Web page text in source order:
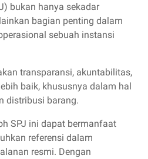
bukan hanya sekadar
bagian penting dalam
sebuah instansi
transparansi, akuntabilitas,
baik, khususnya dalam hal
distribusi barang.
SPJ ini dapat bermanfaat
referensi dalam
resmi. Dengan